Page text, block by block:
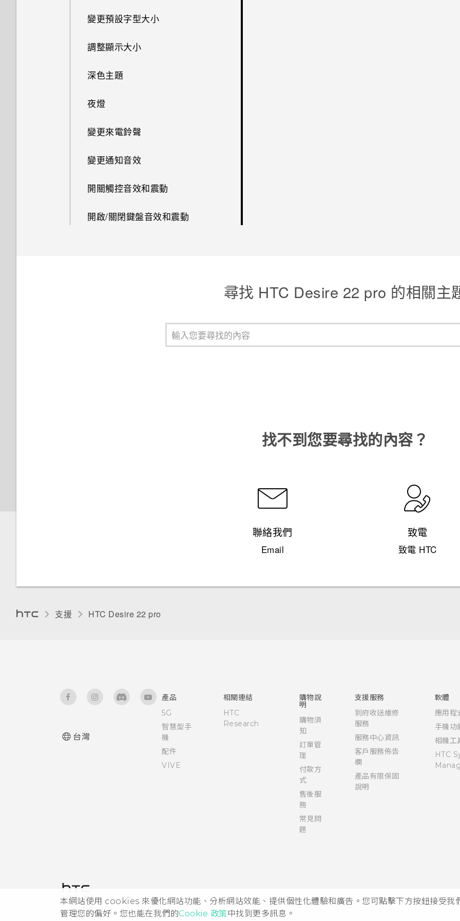
本網站使用 cookies 來優化網站功能、分析網站效能、提供個性化體驗和廣告。您可點擊下方按鈕接受
管理您的偏好。您也能在我們的Cookie 政策中找到更多訊息。
取消翻轉自拍照
拍攝影片
掃描 QR 碼
程式
變更應用程式權限
設定預設應用程式
停用應用程式
從網路下載應用程式
零打擾模式
連線到 VPN
安裝數位憑證
使用 HTC Desire 22 pro 作為
變更預設字型大小
調整顯示大小
深色主題
夜燈
變更來電鈴聲
變更通知音效
開關觸控音效和震動
開啟/關閉鍵盤音效和震動
尋找 HTC Desire 22 pro 的相關主
找不到您要尋找的內容？
聯絡我們
Email
致電
致電 HTC
支援 HTC Desire 22 pro‎
User manual
台灣
產品
5G
智慧型手
機
配件
VIVE
相關連結
HTC
Research
購物說
明
購物須
知
訂單管
理
付款方
式
售後服
務
常見問
題
支援服務
到府收送維修
服務
服務中心資訊
客戶服務佈告
欄
產品有限保固
說明
軟體
應用程
手機功
相機工
HTC